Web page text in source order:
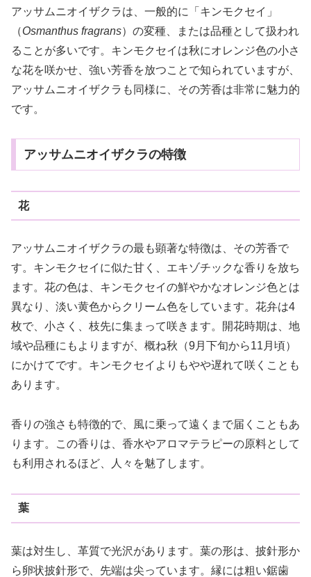
アッサムニオイザクラは、一般的に「キンモクセイ」
（Osmanthus fragrans）の変種、または品種として扱われ
ることが多いです。キンモクセイは秋にオレンジ色の小さ
な花を咲かせ、強い芳香を放つことで知られていますが、
アッサムニオイザクラも同様に、その芳香は非常に魅力的
です。
アッサムニオイザクラの特徴
花
アッサムニオイザクラの最も顕著な特徴は、その芳香で
す。キンモクセイに似た甘く、エキゾチックな香りを放ち
ます。花の色は、キンモクセイの鮮やかなオレンジ色とは
異なり、淡い黄色からクリーム色をしています。花弁は4
枚で、小さく、枝先に集まって咲きます。開花時期は、地
域や品種にもよりますが、概ね秋（9月下旬から11月頃）
にかけてです。キンモクセイよりもやや遅れて咲くことも
あります。
香りの強さも特徴的で、風に乗って遠くまで届くこともあ
ります。この香りは、香水やアロマテラピーの原料として
も利用されるほど、人々を魅了します。
葉
葉は対生し、革質で光沢があります。葉の形は、披針形か
ら卵状披針形で、先端は尖っています。縁には粗い鋸歯